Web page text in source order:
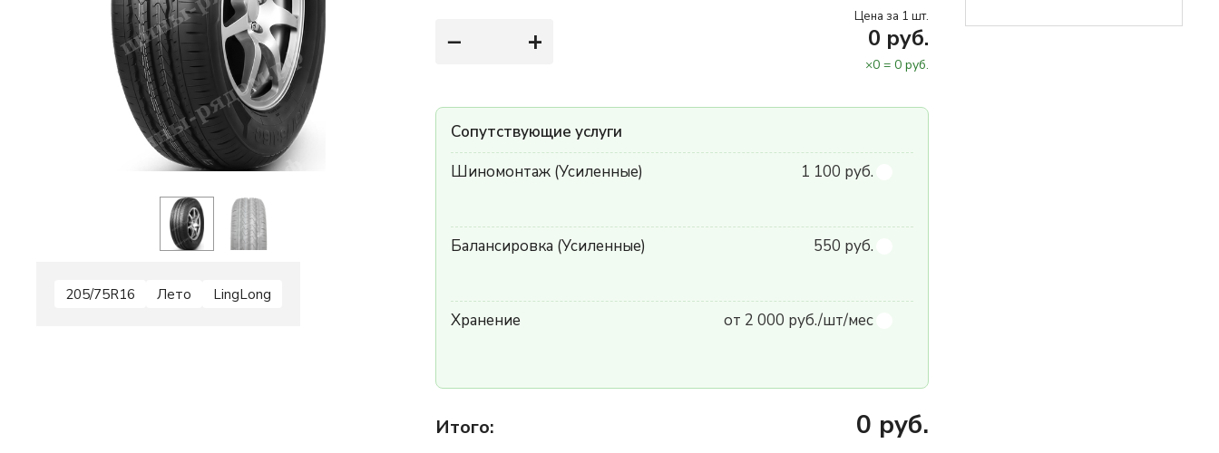
205/75R16 Лето LingLong
− +
Цена за 1 шт.
0 руб.
×0 = 0 руб.
Сопутствующие услуги
Шиномонтаж (Усиленные)
1 100 руб.
Балансировка (Усиленные) 550 руб.
Хранение от 2 000 руб./шт/мес
Итого: 0 руб.